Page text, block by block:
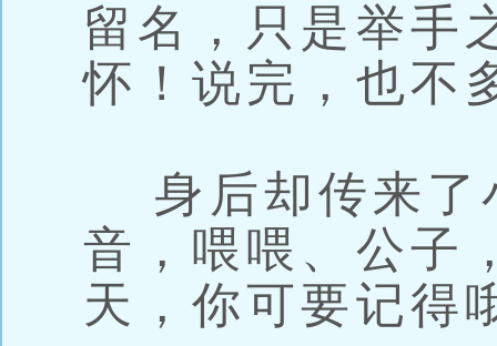
留名，只是举手
怀！说完，也不
身后却传来了
音，喂喂、公子
天，你可要记得